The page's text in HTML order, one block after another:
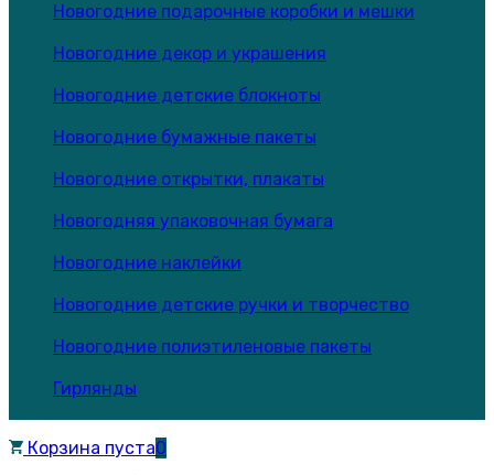
Новогодние подарочные коробки и мешки
Новогодние декор и украшения
Новогодние детские блокноты
Новогодние бумажные пакеты
Новогодние открытки, плакаты
Новогодняя упаковочная бумага
Новогодние наклейки
Новогодние детские ручки и творчество
Новогодние полиэтиленовые пакеты
Гирлянды
Корзина пуста0